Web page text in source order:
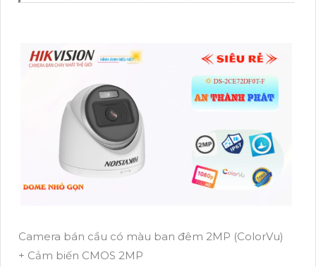
Camera bán cầu có màu ban đêm 2MP (ColorVu)
+ Cảm biến CMOS 2MP